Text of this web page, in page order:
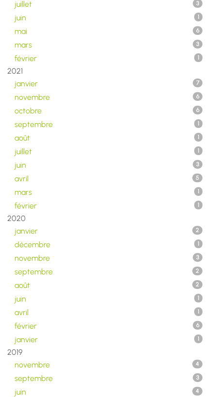
juillet 3
juin 1
mai 6
mars 3
février 1
2021
janvier
7
novembre 6
octobre 6
septembre 1
août 1
juillet 1
juin 3
avril 5
mars 1
février 1
2020
janvier
2
décembre 1
novembre 3
septembre 2
août 2
juin 1
avril 1
février 6
janvier 1
2019
novembre
4
septembre 3
juin 4